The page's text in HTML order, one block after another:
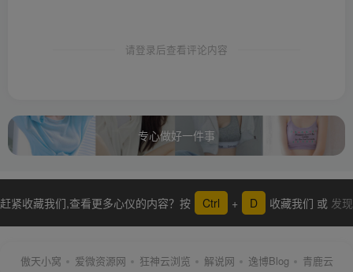
请登录后查看评论内容
专心做好一件事
赶紧收藏我们,查看更多心仪的内容？按 Ctrl + D 收藏我们 或 发现
傲天小窝 爱微资源网 狂神云浏览 解说网 逸博Blog 青鹿云